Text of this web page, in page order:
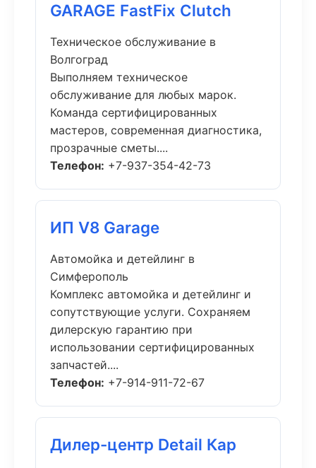
GARAGE FastFix Clutch
Техническое обслуживание в
Волгоград
Выполняем техническое
обслуживание для любых марок.
Команда сертифицированных
мастеров, современная диагностика,
прозрачные сметы....
Телефон: +7-937-354-42-73
ИП V8 Garage
Автомойка и детейлинг в
Симферополь
Комплекс автомойка и детейлинг и
сопутствующие услуги. Сохраняем
дилерскую гарантию при
использовании сертифицированных
запчастей....
Телефон: +7-914-911-72-67
Дилер-центр Detail Кар